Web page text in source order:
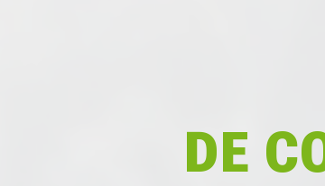
DE